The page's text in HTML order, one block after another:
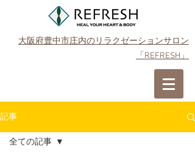
大阪府豊中市庄内のリラクゼーションサロン
「REFRESH」
記事
全ての記事